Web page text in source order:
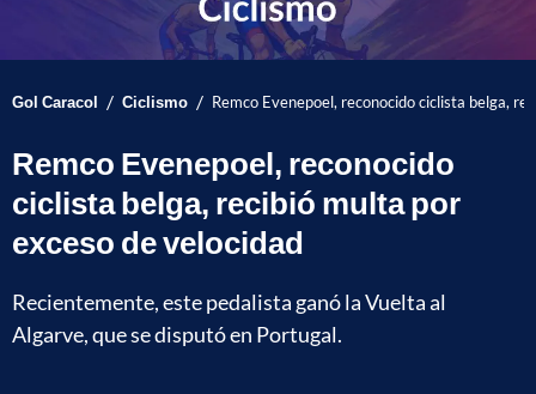
Gol Caracol / Ciclismo / Remco Evenepoel, reconocido ciclista belga,
Remco Evenepoel, reconocido
ciclista belga, recibió multa por
exceso de velocidad
Recientemente, este pedalista ganó la Vuelta al
Algarve, que se disputó en Portugal.